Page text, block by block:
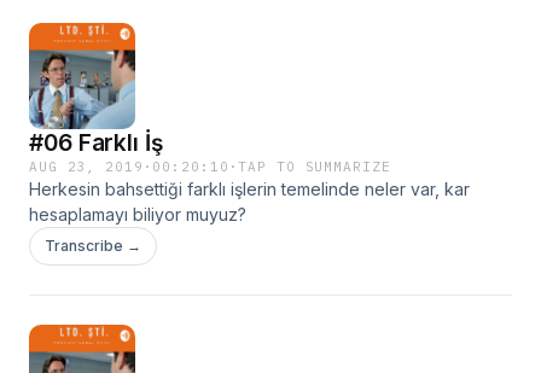
#06 Farklı İş
AUG 23, 2019 · 00:20:10 ·TAP TO SUMMARIZE
Herkesin bahsettiği farklı işlerin temelinde neler var, kar
hesaplamayı biliyor muyuz?
Transcribe →